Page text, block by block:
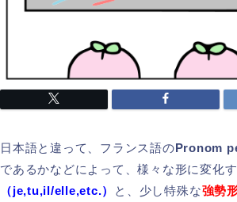
日本語と違って、フランス語のPronom
であるかなどによって、様々な形に変化す
（je,tu,il/elle,etc.）
と、少し特殊な強勢